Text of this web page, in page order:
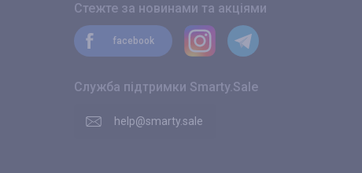
Стежте за новинами та акціями
facebook
Служба підтримки Smarty.Sale
help@smarty.sale